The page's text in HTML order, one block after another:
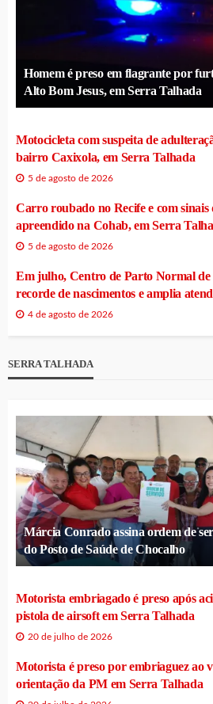
Homem é preso em flagrante por
Alto Bom Jesus, em Serra Talhada
Motocicleta com suspeita de
bairro Caxixola, em Serra Talhada
5 de agosto de 2026
Carro roubado no Recife e com sinais
apreendido na Cohab, em Serra
5 de agosto de 2026
Em julho, Centro de Parto Normal
recorde de nascimentos e amplia
4 de agosto de 2026
SERRA TALHADA
Márcia Conrado assina ordem de
do Posto de Saúde de Chocalho
Motorista embriagado é preso após
pistola de airsoft em Serra Talhada
20 de julho de 2026
Motorista é preso por embriaguez ao
orientação da PM em Serra Talhada